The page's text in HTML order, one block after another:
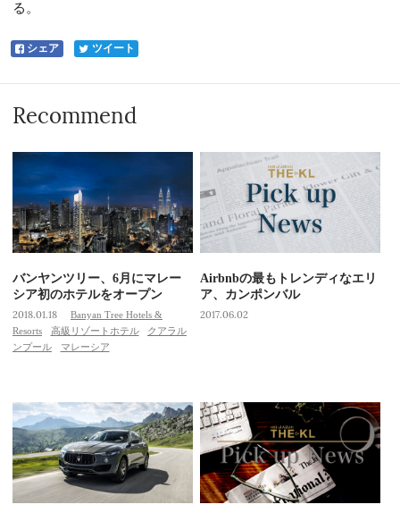
る。
シェア ツイート
Recommend
バンヤンツリー、6月にマレー
シア初のホテルをオープン
2018.01.18
Banyan Tree Hotels &
Resorts
高級リゾートホテル
クアラル
ンプール
マレーシア
Airbnbの最もトレンディなエリ
ア、カンポンバル
2017.06.02